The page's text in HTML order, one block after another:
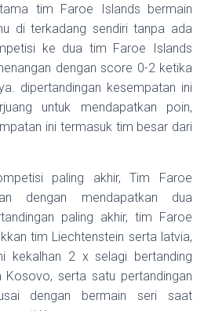
tim Faroe Islands bermain
di terkadang sendiri tanpa ada
ke dua tim Faroe Islands
dengan score 0-2 ketika
dipertandingan kesempatan ini
untuk mendapatkan poin,
ini termasuk tim besar dari
paling akhir, Tim Faroe
dengan mendapatkan dua
paling akhir, tim Faroe
tim Liechtenstein serta latvia,
kekalhan 2 x selagi bertanding
Kosovo, serta satu pertandingan
dengan bermain seri saat